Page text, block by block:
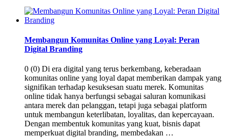
Membangun Komunitas Online yang Loyal: Peran
Digital Branding
0 (0) Di era digital yang terus berkembang, keberadaan
komunitas online yang loyal dapat memberikan dampak yang
signifikan terhadap kesuksesan suatu merek. Komunitas
online tidak hanya berfungsi sebagai saluran komunikasi
antara merek dan pelanggan, tetapi juga sebagai platform
untuk membangun keterlibatan, loyalitas, dan kepercayaan.
Dengan membentuk komunitas yang kuat, bisnis dapat
memperkuat digital branding, membedakan …